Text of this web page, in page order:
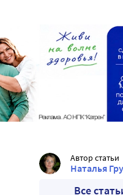
Автор статьи
Наталья
Все